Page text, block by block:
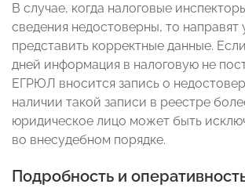
В случае, когда налоговые
сведения недостоверны, то направят
представить корректные данные.
дней информация в налоговую не
ЕГРЮЛ вносится запись о
наличии такой записи в реестре
юридическое лицо может быть
во внесудебном порядке.
Подробность и